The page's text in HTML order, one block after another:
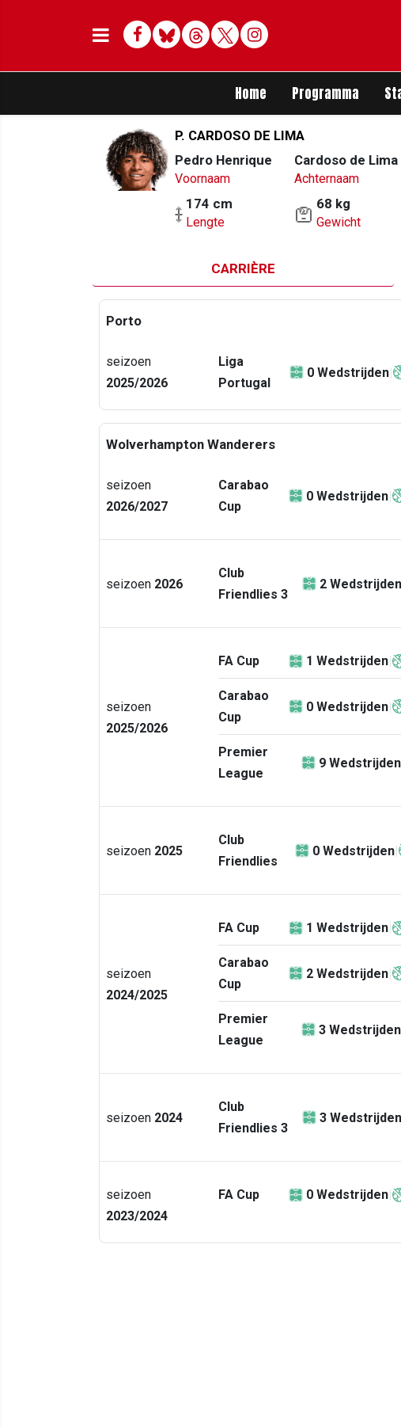
Facebook
BlueskyThreadsTwitterDelen op Whatsapp
Home Programma
P. CARDOSO DE LIMA
Pedro Henrique
Voornaam
Cardoso de Lima
Achternaam
174 cm
Lengte
68 kg
Gewicht
CARRIÈRE
Porto
seizoen
2025/2026
Liga
Portugal
0 Wedstrijden
Wolverhampton Wanderers
seizoen
2026/2027
Carabao
Cup
0 Wedstrijden
seizoen 2026
Club
Friendlies 3
2 Wedstrijden
seizoen
2025/2026
FA Cup 1 Wedstrijden
Carabao
Cup
0 Wedstrijden
Premier
League
9 Wedstrijden
seizoen 2025
Club
Friendlies
0 Wedstrijden
seizoen
2024/2025
FA Cup 1 Wedstrijden
Carabao
Cup
2 Wedstrijden
Premier
League
3 Wedstrijden
seizoen 2024
Club
Friendlies 3
3 Wedstrijden
seizoen
2023/2024
FA Cup 0 Wedstrijden